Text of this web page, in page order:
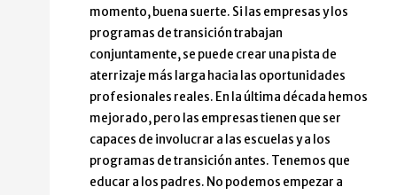
momento, buena suerte. Si las empresas y los
programas de transición trabajan
conjuntamente, se puede crear una pista de
aterrizaje más larga hacia las oportunidades
profesionales reales. En la última década hemos
mejorado, pero las empresas tienen que ser
capaces de involucrar a las escuelas y a los
programas de transición antes. Tenemos que
educar a los padres. No podemos empezar a